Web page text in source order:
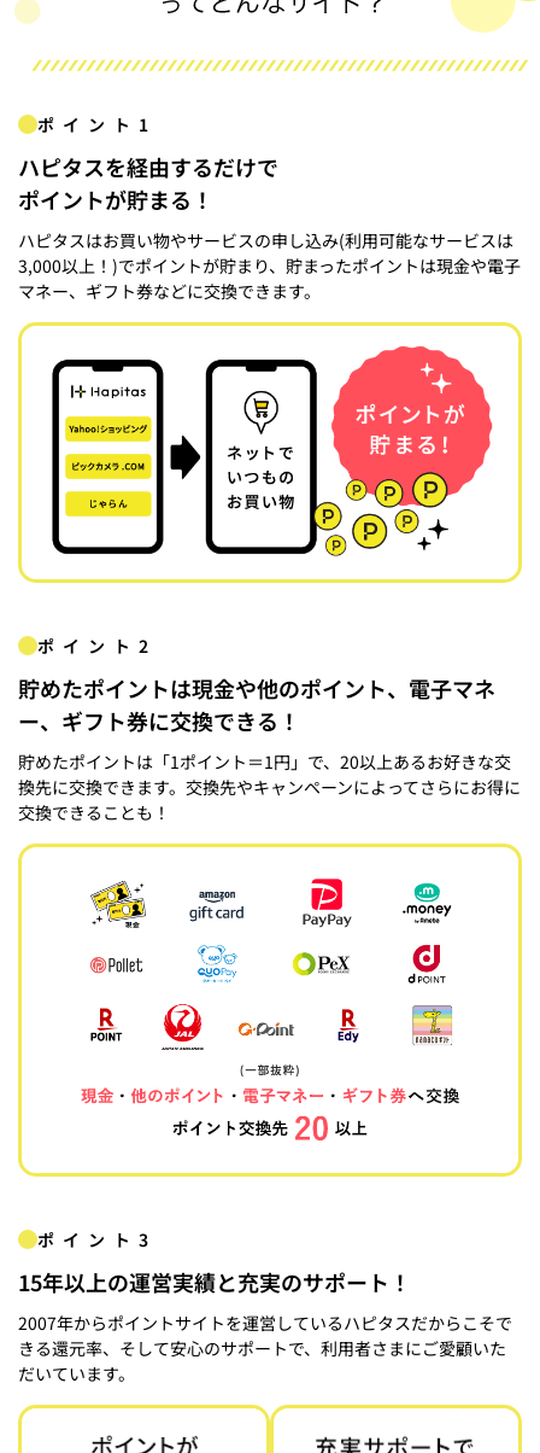
ポイント1
ハピタスを経由するだけで
ポイントが貯まる！
ハピタスはお買い物やサービスの申し込み(利用可能なサービスは
3,000以上！)でポイントが貯まり、貯まったポイントは現金や電子
マネー、ギフト券などに交換できます。
ポイント2
貯めたポイントは現金や他のポイント、電子マネ
ー、ギフト券に交換できる！
貯めたポイントは「1ポイント＝1円」で、20以上あるお好きな交
換先に交換できます。交換先やキャンペーンによってさらにお得に
交換できることも！
ポイント3
15年以上の運営実績と充実のサポート！
2007年からポイントサイトを運営しているハピタスだからこそで
きる還元率、そして安心のサポートで、利用者さまにご愛顧いた
だいています。